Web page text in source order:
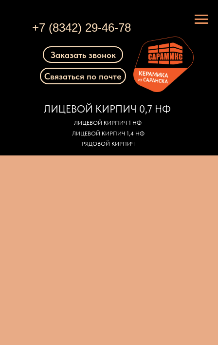
+7 (8342) 29-46-78
Заказать звонок
Связаться по почте
РЯДОВОЙ КИРПИЧ
ЛИЦЕВОЙ КИРПИЧ 1 НФ
ЛИЦЕВОЙ КИРПИЧ 1,4 НФ
ЛИЦЕВОЙ КИРПИЧ 0,7 НФ